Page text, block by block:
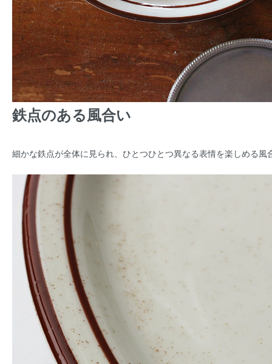
鉄点のある風合い
細かな鉄点が全体に見られ、ひとつひとつ異なる表情を楽しめる風